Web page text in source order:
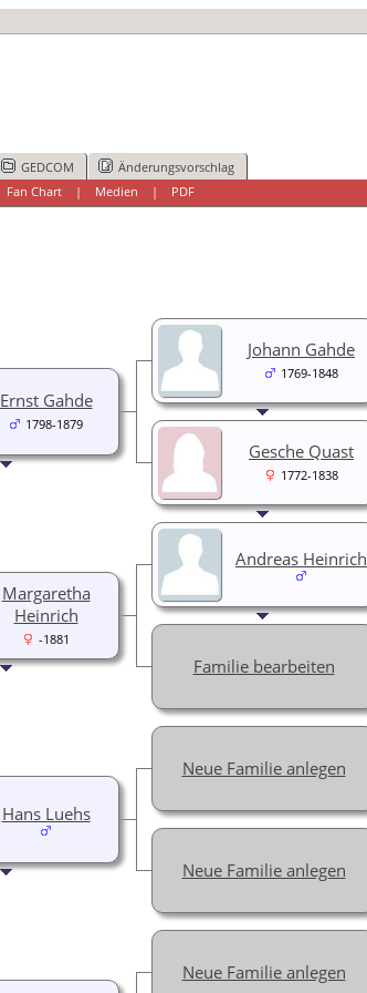
GEDCOM
Änderungsvorschlag
Fan Chart| Medien | PDF
Ernst Gahde
1798-1879
Johann Gahde
1769-1848
Gesche Quast
1772-1838
Margaretha
Heinrich
-1881
Andreas Heinrich
Familie bearbeiten
Hans Luehs
Neue Familie anlegen
Neue Familie anlegen
Neue Familie anlegen